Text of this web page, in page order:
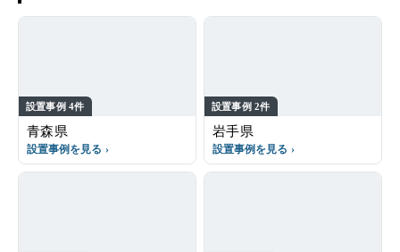
設置事例 4件
青森県
設置事例を見る
設置事例 2件
岩手県
設置事例を見る